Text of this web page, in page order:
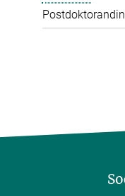
Postdoktorandin